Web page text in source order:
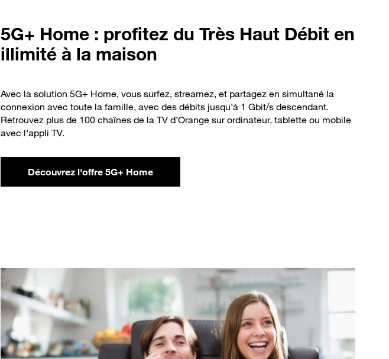
5G+ Home : profitez du Très Haut Débit en
illimité à la maison
Avec la solution 5G+ Home, vous surfez, streamez, et partagez en simultané la
connexion avec toute la famille, avec des débits jusqu’à 1 Gbit/s descendant.
Retrouvez plus de 100 chaînes de la TV d’Orange sur ordinateur, tablette ou mobile
avec l’appli TV.
Découvrez l'offre 5G+ Home